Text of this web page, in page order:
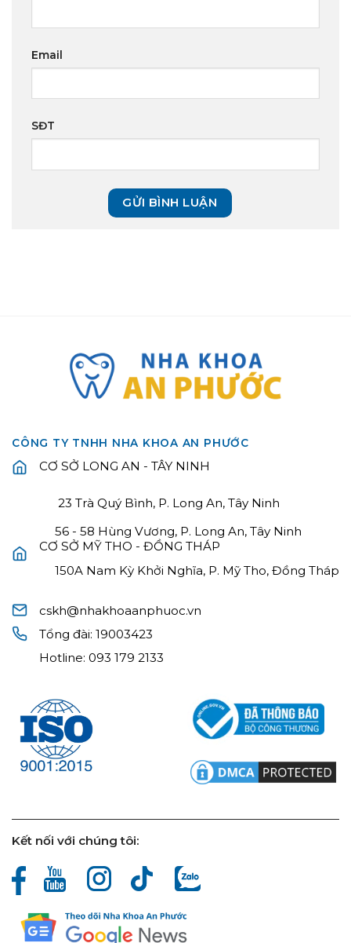
Email
SĐT
CÔNG TY TNHH NHA KHOA AN PHƯỚC
CƠ SỞ LONG AN - TÂY NINH
23 Trà Quý Bình, P. Long An, Tây Ninh
56 - 58 Hùng Vương, P. Long An, Tây Ninh
CƠ SỞ MỸ THO - ĐỒNG THÁP
150A Nam Kỳ Khởi Nghĩa, P. Mỹ Tho, Đồng Tháp
cskh@nhakhoaanphuoc.vn
Tổng đài:19003423
Hotline:093 179 2133
Kết nối với chúng tôi: